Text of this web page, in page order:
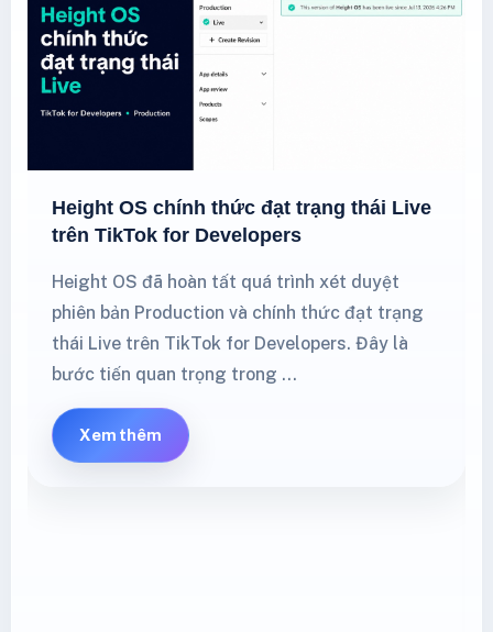
Height OS chính thức đạt trạng thái Live
trên TikTok for Developers
Height OS đã hoàn tất quá trình xét duyệt
phiên bản Production và chính thức đạt trạng
thái Live trên TikTok for Developers. Đây là
bước tiến quan trọng trong …
Xem thêm